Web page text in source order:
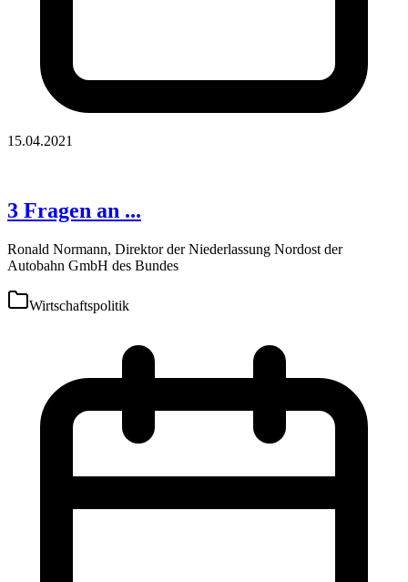
15.04.2021
3 Fragen an ...
Ronald Normann, Direktor der Niederlassung Nordost der
Autobahn GmbH des Bundes
Wirtschaftspolitik